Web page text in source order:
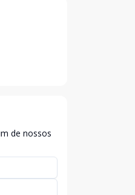
de nossos